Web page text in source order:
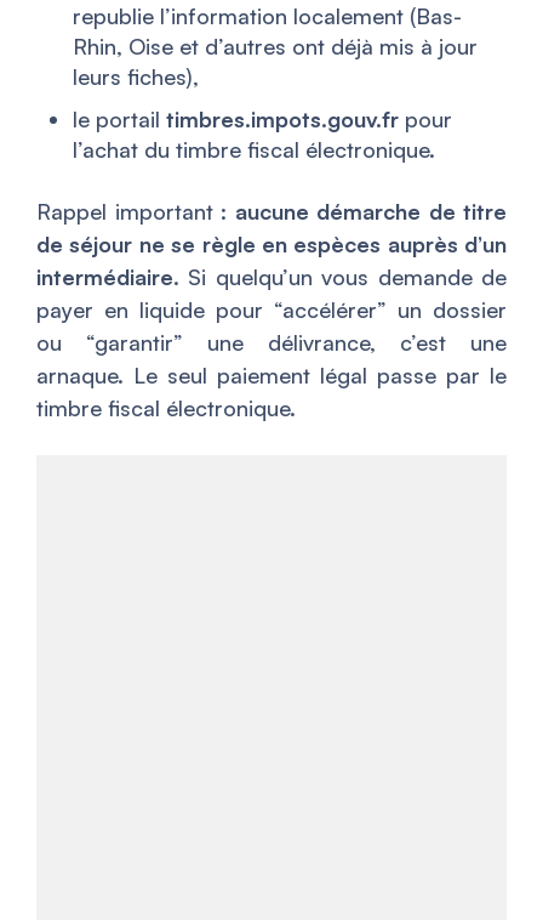
republie l’information localement (Bas-
Rhin, Oise et d’autres ont déjà mis à jour
leurs fiches),
le portail timbres.impots.gouv.fr pour
l’achat du timbre fiscal électronique.
Rappel important : aucune démarche de titre
de séjour ne se règle en espèces auprès d’un
intermédiaire. Si quelqu’un vous demande de
payer en liquide pour “accélérer” un dossier
ou “garantir” une délivrance, c’est une
arnaque. Le seul paiement légal passe par le
timbre fiscal électronique.